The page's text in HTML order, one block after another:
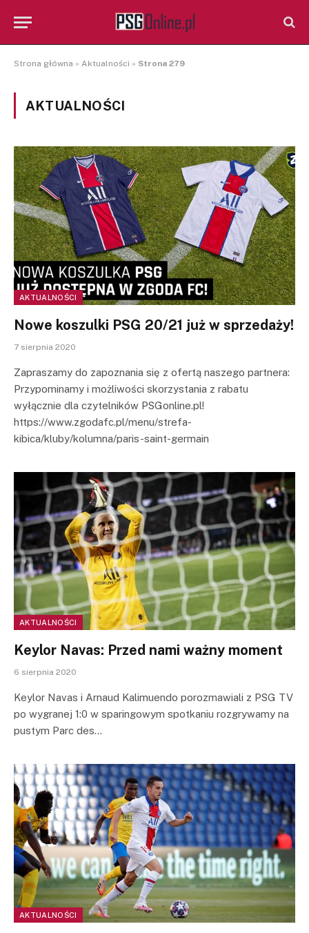
Strona główna » Aktualności » Strona 279
AKTUALNOŚCI
AKTUALNOŚCI
Nowe koszulki PSG 20/21 już w sprzedaży!
7 sierpnia 2020
Zapraszamy do zapoznania się z ofertą naszego partnera:
Przypominamy i możliwości skorzystania z rabatu
wyłącznie dla czytelników PSGonline.pl!
https://www.zgodafc.pl/menu/strefa-
kibica/kluby/kolumna/paris-saint-germain
AKTUALNOŚCI
Keylor Navas: Przed nami ważny moment
6 sierpnia 2020
Keylor Navas i Arnaud Kalimuendo porozmawiali z PSG TV
po wygranej 1:0 w sparingowym spotkaniu rozgrywamy na
pustym Parc des…
AKTUALNOŚCI